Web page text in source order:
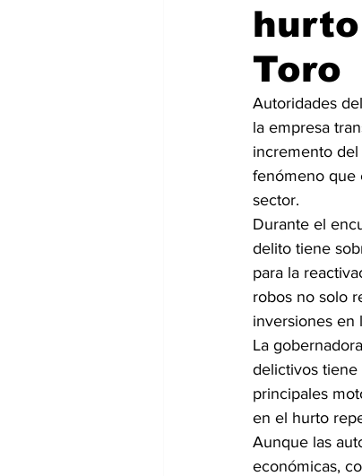
Toro
Autoridades
la empresa
incremento
fenómeno que
sector.
Durante el
delito tiene
para la
robos no solo
inversiones en
La
delictivos tiene
principales
en el hurto
Aunque las
económicas,